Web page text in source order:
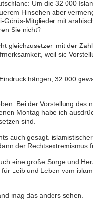
Um die 32 000
Hinsehen aber
Mitglieder mit
Sie nicht?
gleichzusetzen mit der
weil sie
hängen, 32 000
Bei der Vorstellung des
Montag habe ich
sind.
auch gesagt,
der Rechtsextremismus
eine große Sorge und
Leib und Leben vom
mag das anders sehen.